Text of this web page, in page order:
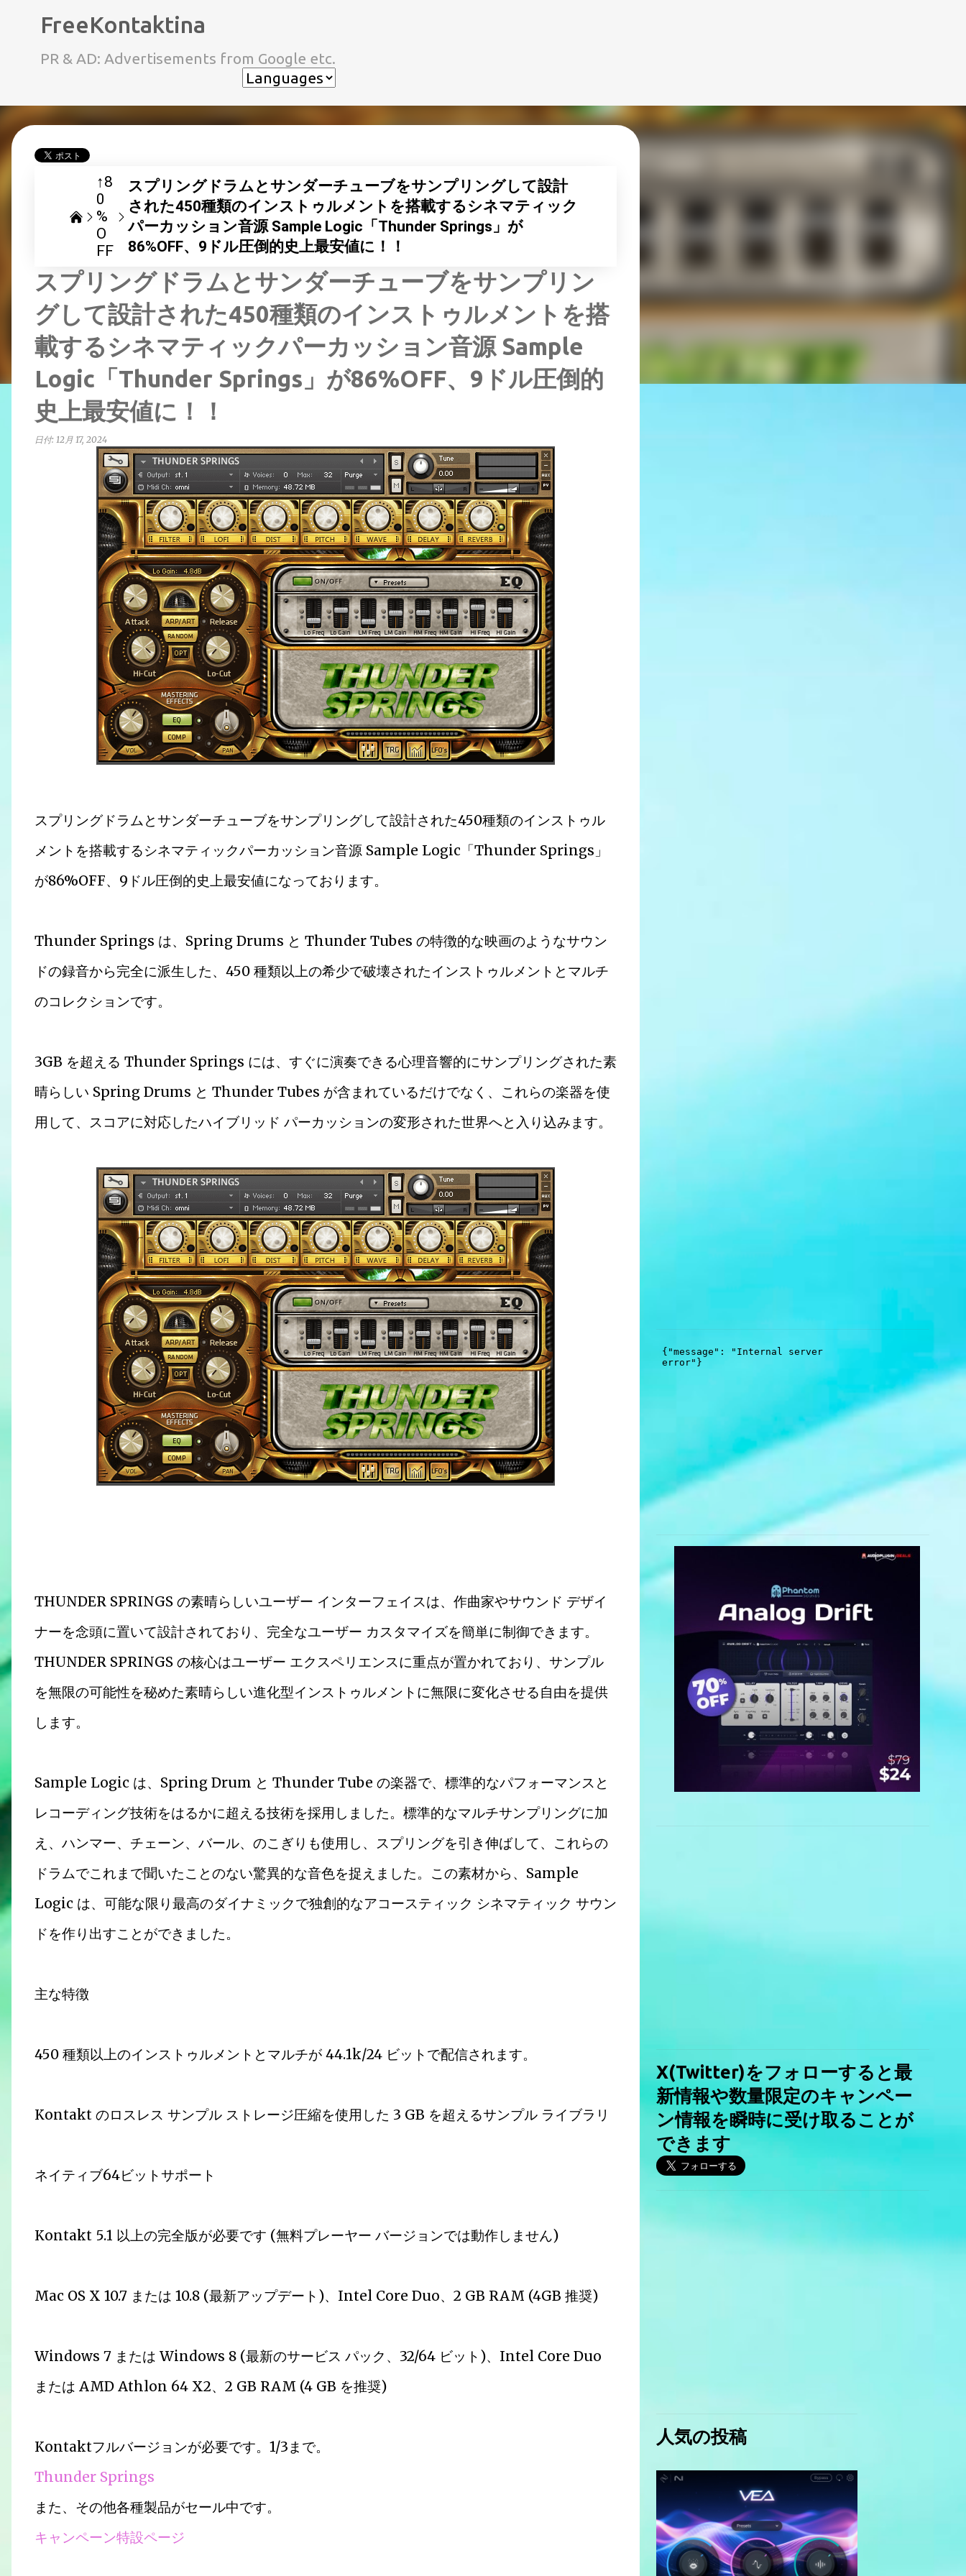
FreeKontaktina
PR & AD: Advertisements from Google etc.
↑8
0
%
O
FF
スプリングドラムとサンダーチューブをサンプリングして設計
された450種類のインストゥルメントを搭載するシネマティック
パーカッション音源 Sample Logic「Thunder Springs」が
86%OFF、9ドル圧倒的史上最安値に！！
スプリングドラムとサンダーチューブをサンプリン
グして設計された450種類のインストゥルメントを搭
載するシネマティックパーカッション音源 Sample
Logic「Thunder Springs」が86%OFF、9ドル圧倒的
史上最安値に！！
日付: 12月 17, 2024
スプリングドラムとサンダーチューブをサンプリングして設計された450種類のインストゥル
メントを搭載するシネマティックパーカッション音源 Sample Logic「Thunder Springs」
が86%OFF、9ドル圧倒的史上最安値になっております。
Thunder Springs は、Spring Drums と Thunder Tubes の特徴的な映画のようなサウン
ドの録音から完全に派生した、450 種類以上の希少で破壊されたインストゥルメントとマルチ
のコレクションです。
3GB を超える Thunder Springs には、すぐに演奏できる心理音響的にサンプリングされた素
晴らしい Spring Drums と Thunder Tubes が含まれているだけでなく、これらの楽器を使
用して、スコアに対応したハイブリッド パーカッションの変形された世界へと入り込みます。
THUNDER SPRINGS の素晴らしいユーザー インターフェイスは、作曲家やサウンド デザイ
ナーを念頭に置いて設計されており、完全なユーザー カスタマイズを簡単に制御できます。
THUNDER SPRINGS の核心はユーザー エクスペリエンスに重点が置かれており、サンプル
を無限の可能性を秘めた素晴らしい進化型インストゥルメントに無限に変化させる自由を提供
します。
Sample Logic は、Spring Drum と Thunder Tube の楽器で、標準的なパフォーマンスと
レコーディング技術をはるかに超える技術を採用しました。標準的なマルチサンプリングに加
え、ハンマー、チェーン、バール、のこぎりも使用し、スプリングを引き伸ばして、これらの
ドラムでこれまで聞いたことのない驚異的な音色を捉えました。この素材から、Sample
Logic は、可能な限り最高のダイナミックで独創的なアコースティック シネマティック サウン
ドを作り出すことができました。
主な特徴
450 種類以上のインストゥルメントとマルチが 44.1k/24 ビットで配信されます。
Kontakt のロスレス サンプル ストレージ圧縮を使用した 3 GB を超えるサンプル ライブラリ
ネイティブ64ビットサポート
Kontakt 5.1 以上の完全版が必要です (無料プレーヤー バージョンでは動作しません)
Mac OS X 10.7 または 10.8 (最新アップデート)、Intel Core Duo、2 GB RAM (4GB 推奨)
Windows 7 または Windows 8 (最新のサービス パック、32/64 ビット)、Intel Core Duo
または AMD Athlon 64 X2、2 GB RAM (4 GB を推奨)
Kontaktフルバージョンが必要です。1/3まで。
Thunder Springs
また、その他各種製品がセール中です。
キャンペーン特設ページ
X(Twitter)をフォローすると最
新情報や数量限定のキャンペー
ン情報を瞬時に受け取ることが
できます
人気の投稿